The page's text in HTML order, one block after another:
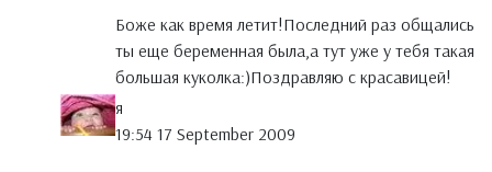
Боже как время летит!Последний раз общались
ты еще беременная была,а тут уже у тебя такая
большая куколка:)Поздравляю с красавицей!
я
19:54 17 September 2009